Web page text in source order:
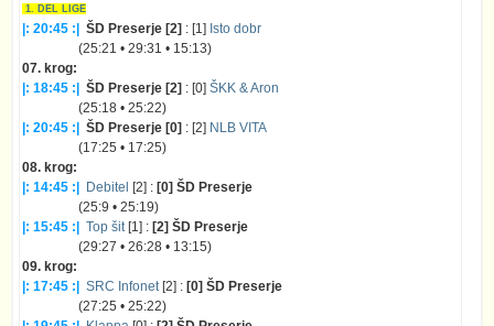
1. DEL LIGE
|: 20:45 :| ŠD Preserje [2] : [1] Isto dobr
(25:21 • 29:31 • 15:13)
07. krog:
|: 18:45 :| ŠD Preserje [2] : [0] ŠKK & Aron
(25:18 • 25:22)
|: 20:45 :| ŠD Preserje [0] : [2] NLB VITA
(17:25 • 17:25)
08. krog:
|: 14:45 :| Debitel [2] : [0] ŠD Preserje
(25:9 • 25:19)
|: 15:45 :| Top šit [1] : [2] ŠD Preserje
(29:27 • 26:28 • 13:15)
09. krog:
|: 17:45 :| SRC Infonet [2] : [0] ŠD Preserje
(27:25 • 25:22)